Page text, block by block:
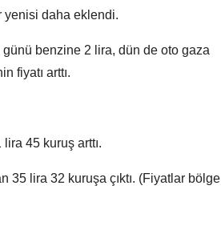
yenisi daha eklendi.
benzine 2 lira, dün de oto gaza
fiyatı arttı.
lira 45 kuruş arttı.
35 lira 32 kuruşa çıktı. (Fiyatlar bölge